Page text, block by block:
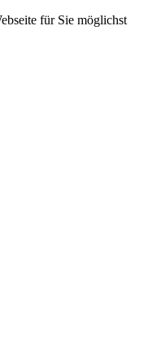
für Sie möglichst